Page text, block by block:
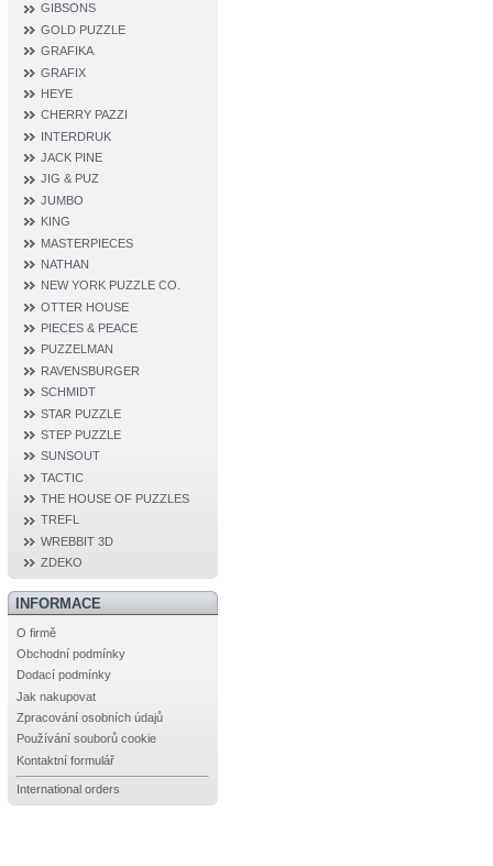
GIBSONS
GOLD PUZZLE
GRAFIKA
GRAFIX
HEYE
CHERRY PAZZI
INTERDRUK
JACK PINE
JIG & PUZ
JUMBO
KING
MASTERPIECES
NATHAN
NEW YORK PUZZLE CO.
OTTER HOUSE
PIECES & PEACE
PUZZELMAN
RAVENSBURGER
SCHMIDT
STAR PUZZLE
STEP PUZZLE
SUNSOUT
TACTIC
THE HOUSE OF PUZZLES
TREFL
WREBBIT 3D
ZDEKO
INFORMACE
O firmě
Obchodní podmínky
Dodací podmínky
Jak nakupovat
Zpracování osobních údajů
Používání souborů cookie
Kontaktní formulář
International orders